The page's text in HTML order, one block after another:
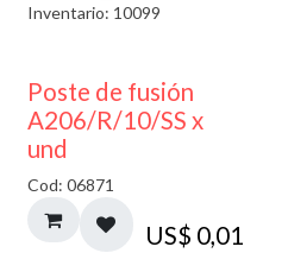
Inventario: 10099
Poste de fusión
A206/R/10/SS x
und
Cod: 06871
US$ 0,01